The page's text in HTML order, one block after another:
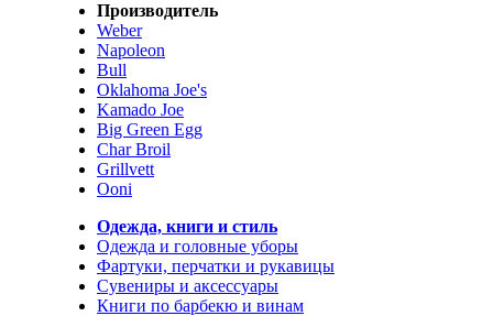
Производитель
Weber
Napoleon
Bull
Oklahoma Joe's
Kamado Joe
Big Green Egg
Char Broil
Grillvett
Ooni
Одежда, книги и стиль
Одежда и головные уборы
Фартуки, перчатки и рукавицы
Сувениры и аксессуары
Книги по барбекю и винам